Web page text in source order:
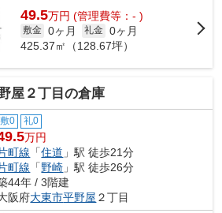
49.5万円 (管理費等：- )
敷金 0ヶ月 礼金 0ヶ月
425.37㎡（128.67坪）
屋２丁目の倉庫
敷0 礼0
万円
町線 「住道 」駅 徒歩21分
町線 「野崎 」駅 徒歩26分
44年 / 3階建
阪府大東市平野屋 ２丁目